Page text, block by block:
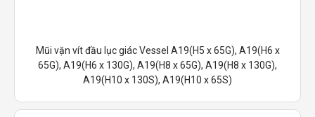
Mũi vặn vít đầu lục giác Vessel A19(H5 x 65G), A19(H6 x
65G), A19(H6 x 130G), A19(H8 x 65G), A19(H8 x 130G),
A19(H10 x 130S), A19(H10 x 65S)